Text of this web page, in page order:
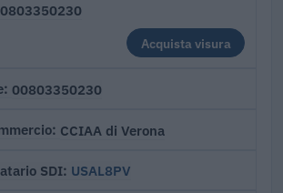
Acquista visura
00803350230
CCIAA di Verona
SDI USAL8PV